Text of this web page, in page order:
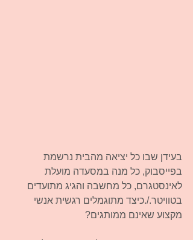
בעידן שבו כל יציאה מהבית נרשמת
בפייסבוק, כל מנה במסעדה מועלת
לאינסטגרם, כל מחשבה והגיג מתועדים
בטוויטר./.כיצד מתוגמלים רגשית אנשי
מקצוע שאינם ממותגים?